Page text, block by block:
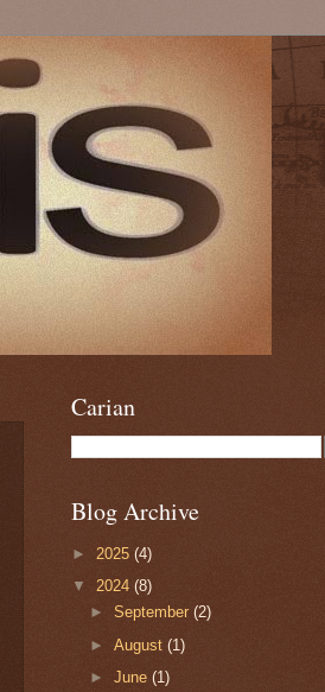
Carian
Blog Archive
► 2025 (4)
▼ 2024 (8)
►September(2)
►August(1)
►June(1)